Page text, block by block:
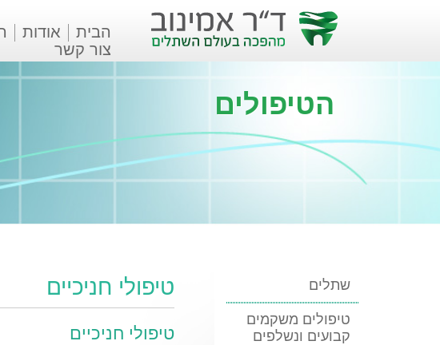
הבית אודות
צור קשר
הטיפולים
שתלים
טיפולים משקמים
קבועים ונשלפים
טיפולי חניכיים
טיפולי חניכיים